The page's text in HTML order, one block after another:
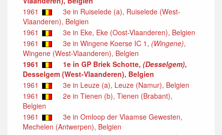
1961
3e in Ruiselede (a), Ruiselede (West-
Vlaanderen), Belgien
1961
3e in Eke, Eke (Oost-Vlaanderen), Belgien
1961
3e in Wingene Koerse IC 1, (Wingene),
Wingene (West-Vlaanderen), Belgien
1961
1e in GP Briek Schotte, (Desselgem),
Desselgem (West-Vlaanderen), Belgien
1961
3e in Leuze (a), Leuze (Namur), Belgien
1961
2e in Tienen (b), Tienen (Brabant),
Belgien
1961
3e in Omloop der Vlaamse Gewesten,
Mechelen (Antwerpen), Belgien